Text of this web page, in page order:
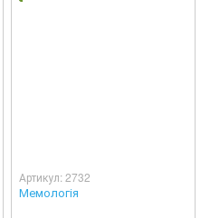
Артикул: 2732
Мемологія